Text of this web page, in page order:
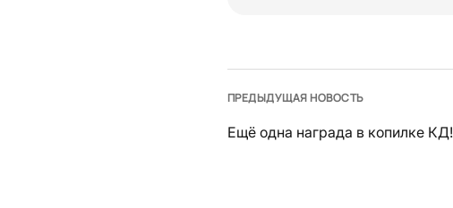
ПРЕДЫДУЩАЯ НОВОСТЬ
Ещё одна награда в копилке КД!